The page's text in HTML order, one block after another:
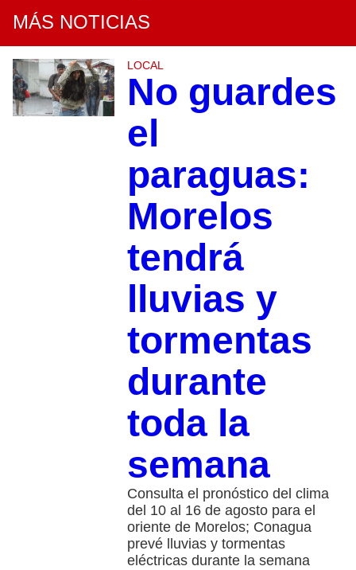
MÁS NOTICIAS
LOCAL
No guardes
el
paraguas:
Morelos
tendrá
lluvias y
tormentas
durante
toda la
semana
Consulta el pronóstico del clima
del 10 al 16 de agosto para el
oriente de Morelos; Conagua
prevé lluvias y tormentas
eléctricas durante la semana